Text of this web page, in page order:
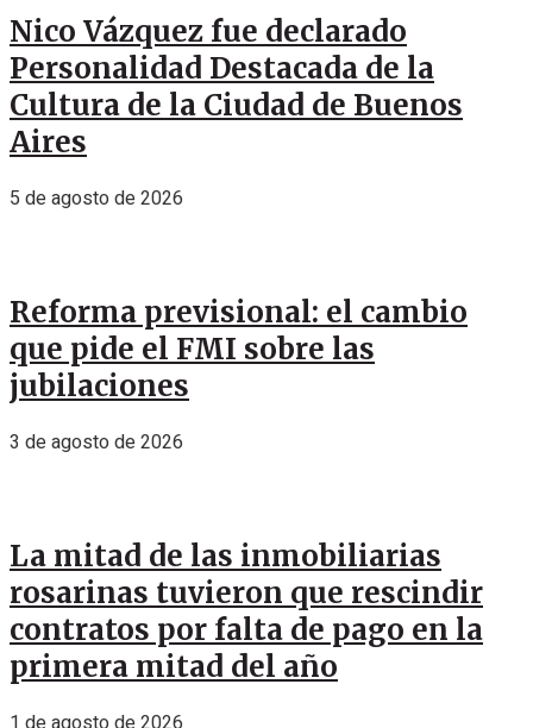
Nico Vázquez fue declarado
Personalidad Destacada de la
Cultura de la Ciudad de Buenos
Aires
5 de agosto de 2026
Reforma previsional: el cambio
que pide el FMI sobre las
jubilaciones
3 de agosto de 2026
La mitad de las inmobiliarias
rosarinas tuvieron que rescindir
contratos por falta de pago en la
primera mitad del año